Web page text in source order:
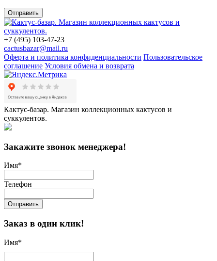
Отправить
+7 (495) 103-47-23
cactusbazar@mail.ru
Оферта и политика конфиденциальности Пользовательское
соглашение Условия обмена и возврата
Кактус-базар. Магазин коллекционных кактусов и
суккулентов.
Закажите звонок менеджера!
Имя*
Телефон
Отправить
Заказ в один клик!
Имя*